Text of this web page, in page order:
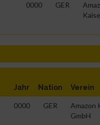
0000 GER
Jahr Nation Verein
0000 GER
Amazon
GmbH